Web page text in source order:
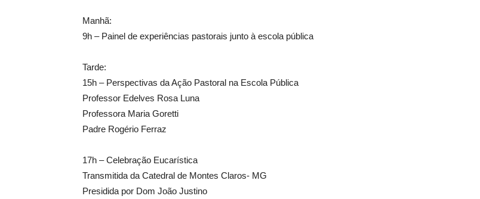
Manhã:
9h – Painel de experiências pastorais junto à escola pública
Tarde:
15h – Perspectivas da Ação Pastoral na Escola Pública
Professor Edelves Rosa Luna
Professora Maria Goretti
Padre Rogério Ferraz
17h – Celebração Eucarística
Transmitida da Catedral de Montes Claros- MG
Presidida por Dom João Justino